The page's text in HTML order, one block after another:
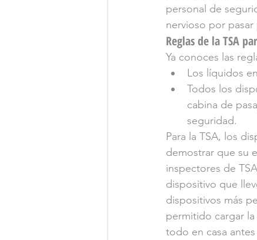
personal de
nervioso por
Reglas de la TSA
Ya conoces las
Los líquidos
Todos los
cabina de
seguridad.
Para la TSA, los
demostrar que su
inspectores de
dispositivo que
dispositivos más
permitido cargar
todo en casa